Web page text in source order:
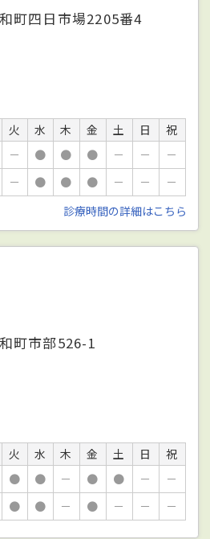
町四日市場2205番4
火 水 木 金 土 日
祝
－ ● ● ● － －
－
－ ● ● ● － －
－
診療時間の詳細はこちら
町市部526-1
火 水 木 金 土 日
祝
● ● － ● ● －
－
● ● － ● － － －